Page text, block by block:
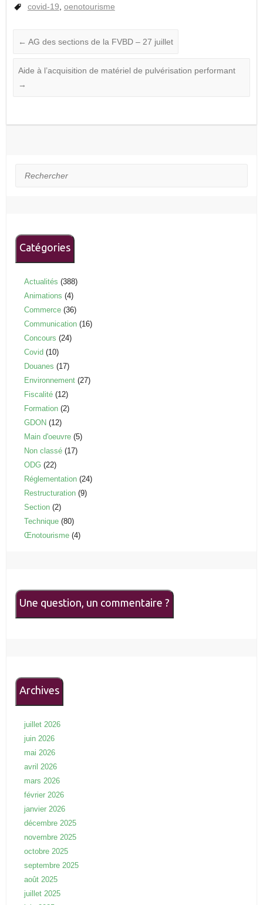
covid-19, oenotourisme
← AG des sections de la FVBD – 27 juillet
Aide à l’acquisition de matériel de pulvérisation performant
→
Rechercher
Catégories
Actualités (388)
Animations (4)
Commerce (36)
Communication (16)
Concours (24)
Covid (10)
Douanes (17)
Environnement (27)
Fiscalité (12)
Formation (2)
GDON (12)
Main d'oeuvre (5)
Non classé (17)
ODG (22)
Réglementation (24)
Restructuration (9)
Section (2)
Technique (80)
Œnotourisme (4)
Une question, un commentaire ?
Archives
juillet 2026
juin 2026
mai 2026
avril 2026
mars 2026
février 2026
janvier 2026
décembre 2025
novembre 2025
octobre 2025
septembre 2025
août 2025
juillet 2025